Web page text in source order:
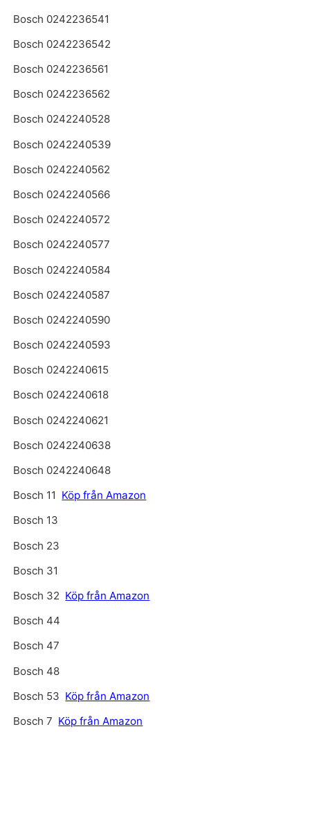
Bosch 0242236541
Bosch 0242236542
Bosch 0242236561
Bosch 0242236562
Bosch 0242240528
Bosch 0242240539
Bosch 0242240562
Bosch 0242240566
Bosch 0242240572
Bosch 0242240577
Bosch 0242240584
Bosch 0242240587
Bosch 0242240590
Bosch 0242240593
Bosch 0242240615
Bosch 0242240618
Bosch 0242240621
Bosch 0242240638
Bosch 0242240648
Bosch 11 Köp från Amazon
Bosch 13
Bosch 23
Bosch 31
Bosch 32 Köp från Amazon
Bosch 44
Bosch 47
Bosch 48
Bosch 53 Köp från Amazon
Bosch 7 Köp från Amazon